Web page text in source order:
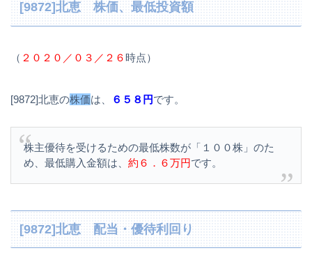
[9872]北恵 株価、最低投資額
（ ２０２０／０３／２６時点）
[9872]北恵の株価は、 ６５８円です。
株主優待を受けるための最低株数が「１００株」のた
め、最低購入金額は、 約６．６万円です。
[9872]北恵 配当・優待利回り